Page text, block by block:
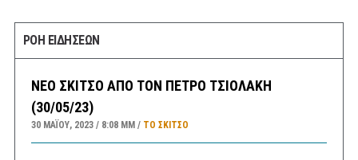
ΡΟΗ ΕΙΔΗΣΕΩΝ
ΝΕΟ ΣΚΙΤΣΟ ΑΠΟ ΤΟΝ ΠΕΤΡΟ ΤΣΙΟΛΑΚΗ
(30/05/23)
30 ΜΑΪ́ΟΥ, 2023 8:08 ΜΜ ΤΟ ΣΚΊΤΣΟ